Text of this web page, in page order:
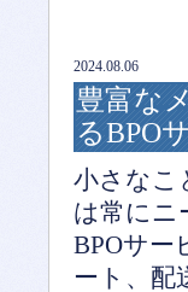
2024.08.06
豊富な
るBPO
小さなこ
は常にニ
BPOサー
ート、配